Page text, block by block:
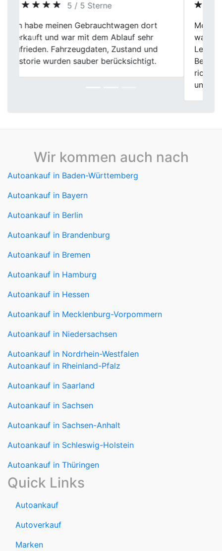
5 / 5 Sterne
Mein Verkauf an First Car Center in Hemer
war echt eine gute Entscheidung. Die
Leute dort waren echt freundlich und die
Bewertung meines Wagens war absolut
Previous Next
Wir kommen auch nach
Autoankauf in Baden-Württemberg
Autoankauf in Bayern
Autoankauf in Berlin
Autoankauf in Brandenburg
Autoankauf in Bremen
Autoankauf in Hamburg
Autoankauf in Hessen
Autoankauf in Mecklenburg-Vorpommern
Autoankauf in Niedersachsen
Autoankauf in Nordrhein-Westfalen
Autoankauf in Rheinland-Pfalz
Autoankauf in Saarland
Autoankauf in Sachsen
Autoankauf in Sachsen-Anhalt
Autoankauf in Schleswig-Holstein
Autoankauf in Thüringen
Quick Links
Autoankauf
Autoverkauf
Marken